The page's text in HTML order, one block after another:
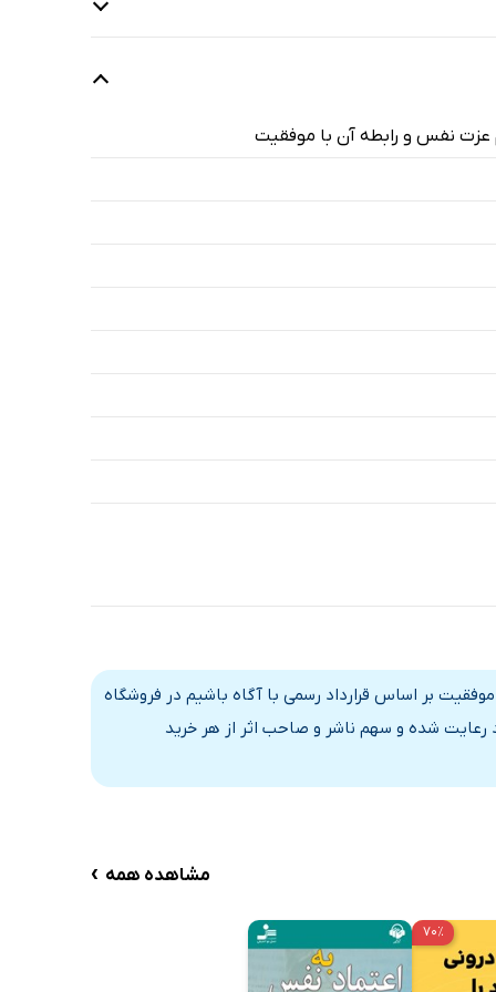
کنیم؟
2 دقیقه
عزت نفس و رابطه آن با موفقیت
بر اساس قرارداد رسمی با آگاه باشیم در فروشگاه
رعایت شده و سهم ناشر و صاحب اثر از هر خرید
مشاهده همه ›
۷۰٪